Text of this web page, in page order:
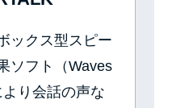
ックス型スピー
ソフト（Waves
より会話の声な